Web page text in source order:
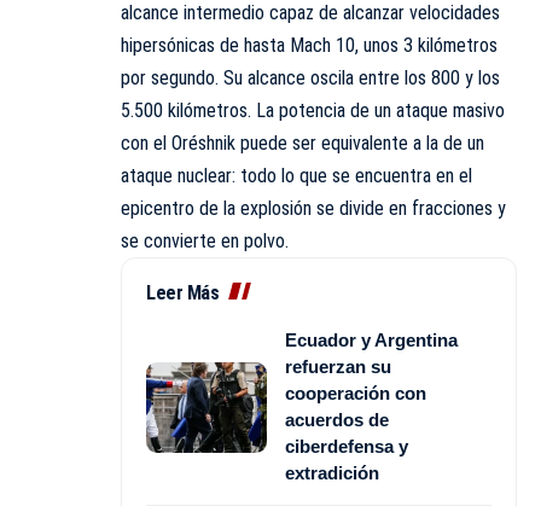
alcance intermedio capaz de alcanzar velocidades
hipersónicas de hasta Mach 10, unos 3 kilómetros
por segundo. Su alcance oscila entre los 800 y los
5.500 kilómetros. La potencia de un ataque masivo
con el Oréshnik puede ser equivalente a la de un
ataque nuclear: todo lo que se encuentra en el
epicentro de la explosión se divide en fracciones y
se convierte en polvo.
Leer Más
Ecuador y Argentina
refuerzan su
cooperación con
acuerdos de
ciberdefensa y
extradición